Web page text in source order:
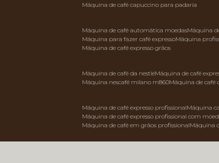
máquina de café capuccino para padaria
máquina de café automática moedas
máquina
máquina para fazer café expresso
máquina
máquina de café expresso grãos
máquina de café da nestlé
máquina de café
máquina nescafé milano m860
máquina de café
máquina de café expresso profissional
máquina
máquina de café expresso profissional com
máquina de café em grãos profissional